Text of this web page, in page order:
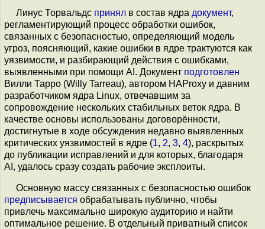
Линус Торвальдс принял в состав ядра документ,
регламентирующий процесс обработки ошибок,
связанных с безопасностью, определяющий модель
угроз, поясняющий, какие ошибки в ядре трактуются как
уязвимости, и разбирающий действия с ошибками,
выявленными при помощи AI. Документ подготовлен
Вилли Тарро (Willy Tarreau), автором HAProxy и давним
разработчиком ядра Linux, отвечавшим за
сопровождение нескольких стабильных веток ядра. В
качестве основы использованы договорённости,
достигнутые в ходе обсуждения недавно выявленных
критических уязвимостей в ядре (1, 2, 3, 4), раскрытых
до публикации исправлений и для которых, благодаря
AI, удалось сразу создать рабочие эксплоиты.
Основную массу связанных с безопасностью ошибок
предписывается обрабатывать публично, чтобы
привлечь максимально широкую аудиторию и найти
оптимальное решение. В отдельный приватный список